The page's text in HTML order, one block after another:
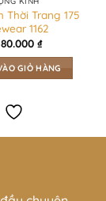
Thời Trang 175
1162
₫
GIỎ HÀNG